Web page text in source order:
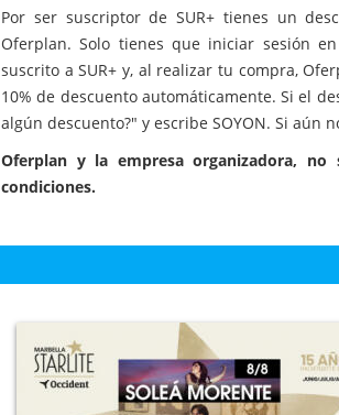
Por ser suscriptor de SUR+ tienes un
Oferplan. Solo tienes que iniciar sesión
suscrito a SUR+ y, al realizar tu compra,
10% de descuento automáticamente. Si el
algún descuento?" y escribe SOYON. Si aún
Oferplan y la empresa organizadora,
condiciones.